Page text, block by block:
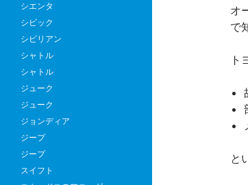
オ
で
ト
と
シエンタ
シビック
シビリアン
シャトル
シャトル
ジューク
ジューク
ジョンディア
ジープ
ジープ
スイフト